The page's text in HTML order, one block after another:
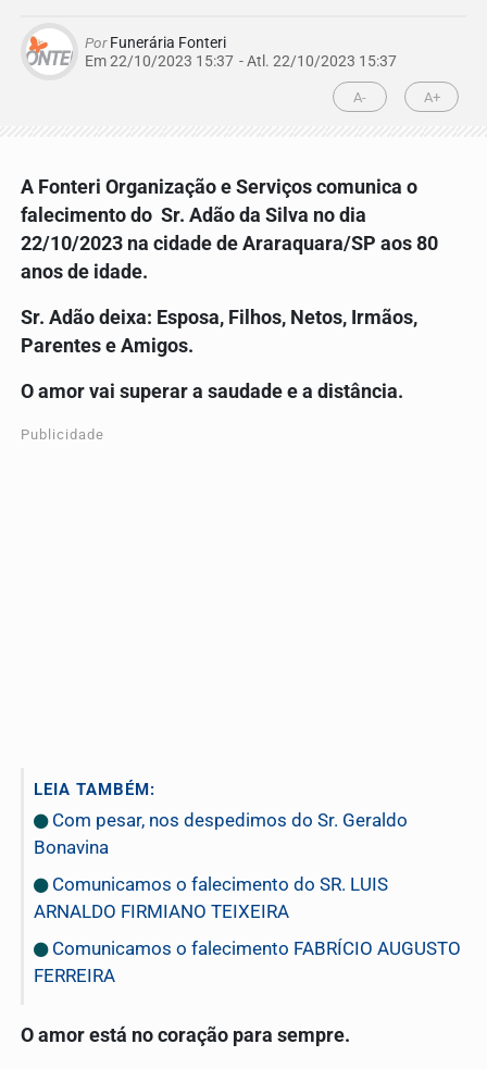
PorFunerária Fonteri
Em 22/10/2023 15:37 - Atl. 22/10/2023 15:37
A- A+
A Fonteri Organização e Serviços comunica o
falecimento do Sr. Adão da Silva no dia
22/10/2023 na cidade de Araraquara/SP aos 80
anos de idade.
Sr. Adão deixa: Esposa, Filhos, Netos, Irmãos,
Parentes e Amigos.
O amor vai superar a saudade e a distância.
Publicidade
LEIA TAMBÉM:
Com pesar, nos despedimos do Sr. Geraldo
Bonavina
Comunicamos o falecimento do SR. LUIS
ARNALDO FIRMIANO TEIXEIRA
Comunicamos o falecimento FABRÍCIO AUGUSTO
FERREIRA
O amor está no coração para sempre.